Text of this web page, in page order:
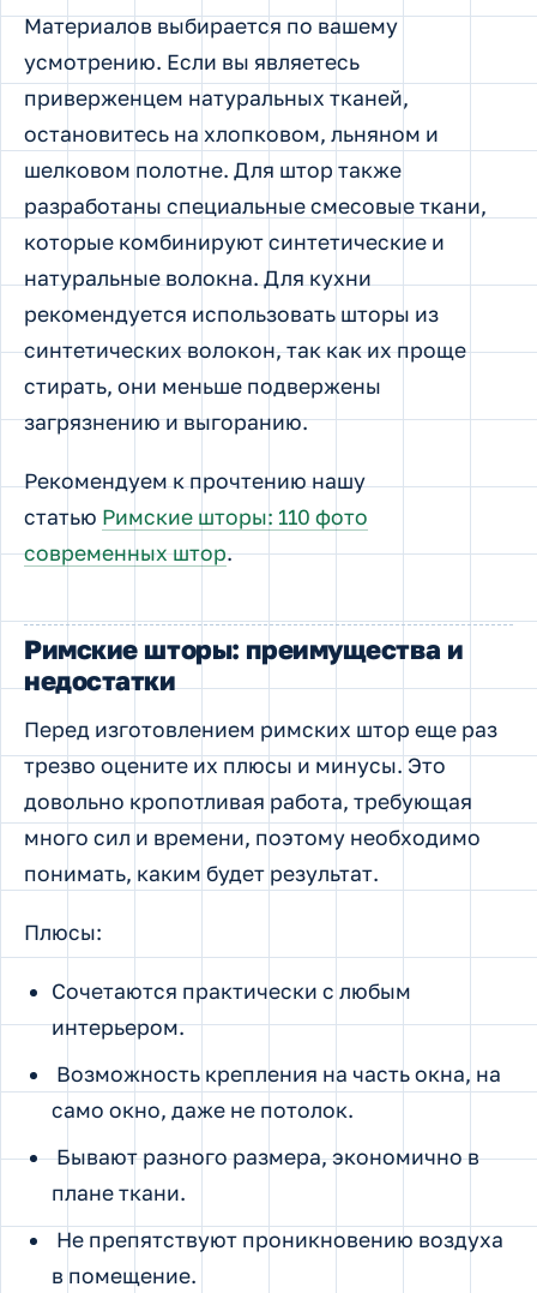
Материалов выбирается по вашему
усмотрению. Если вы являетесь
приверженцем натуральных тканей,
остановитесь на хлопковом, льняном и
шелковом полотне. Для штор также
разработаны специальные смесовые ткани,
которые комбинируют синтетические и
натуральные волокна. Для кухни
рекомендуется использовать шторы из
синтетических волокон, так как их проще
стирать, они меньше подвержены
загрязнению и выгоранию.
Рекомендуем к прочтению нашу
статью Римские шторы: 110 фото
современных штор.
Римские шторы: преимущества и
недостатки
Перед изготовлением римских штор еще раз
трезво оцените их плюсы и минусы. Это
довольно кропотливая работа, требующая
много сил и времени, поэтому необходимо
понимать, каким будет результат.
Плюсы:
Сочетаются практически с любым
интерьером.
Возможность крепления на часть окна, на
само окно, даже не потолок.
Бывают разного размера, экономично в
плане ткани.
Не препятствуют проникновению воздуха
в помещение.